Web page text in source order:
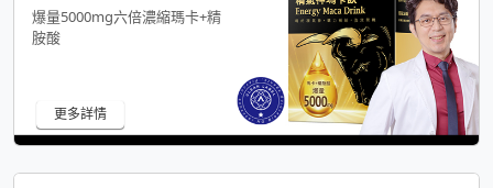
爆量5000mg六倍濃縮瑪卡+精
胺酸
更多詳情